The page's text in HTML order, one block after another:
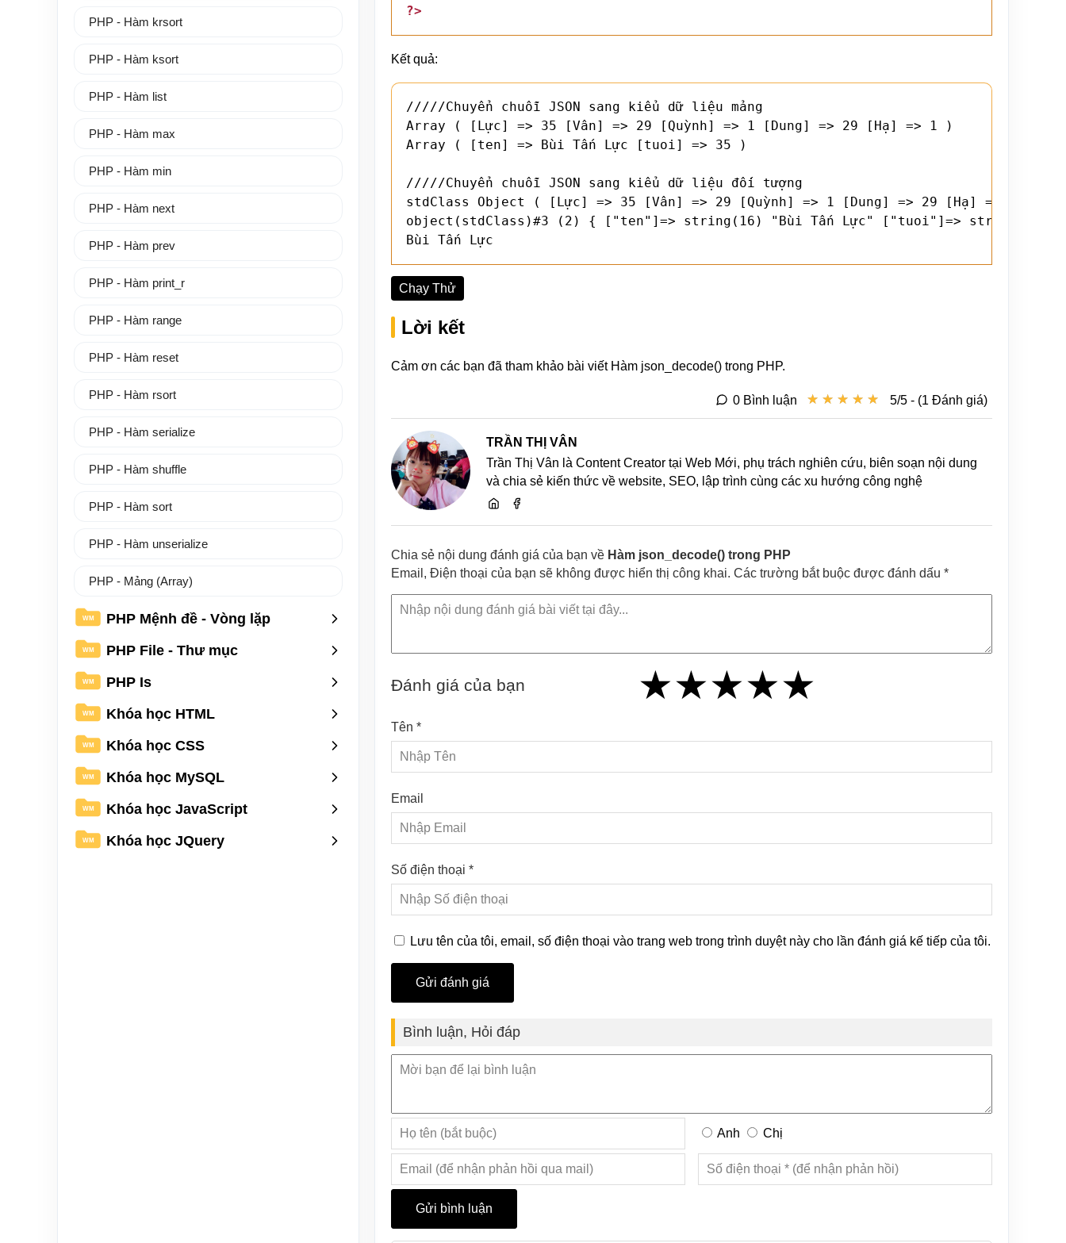
?>
Kết quả:
/////Chuyển chuỗi JSON sang kiểu dữ liệu mảng
Array ( [Lực] => 35 [Vân] => 29 [Quỳnh] => 1 [Dung] => 29 [Hạ] => 1 )
Array ( [ten] => Bùi Tấn Lực [tuoi] => 35 )
/////Chuyển chuỗi JSON sang kiểu dữ liệu đối tượng
stdClass Object ( [Lực] => 35 [Vân] => 29 [Quỳnh] => 1 [Dung] => 29 [Hạ] => 1 )
object(stdClass)#3 (2) { ["ten"]=> string(16) "Bùi Tấn Lực" ["tuoi"]=> string(2)
Bùi Tấn Lực
Chạy Thử
Lời kết
Cảm ơn các bạn đã tham khảo bài viết Hàm json_decode() trong PHP.
★ ★ ★ ★ ★
★ ★ ★ ★ ★ 5/5 - (1 Đánh giá)
0 Bình luận
TRẦN THỊ VÂN
Trần Thị Vân là Content Creator tại Web Mới, phụ trách nghiên cứu, biên soạn nội dung
và chia sẻ kiến thức về website, SEO, lập trình cùng các xu hướng công nghệ
Chia sẻ nội dung đánh giá của bạn về Hàm json_decode() trong PHP
Email, Điện thoại của bạn sẽ không được hiển thị công khai. Các trường bắt buộc được đánh dấu *
Đánh giá của bạn ★
★★
★★★
★★★★
★★★★★
Tên *
Email
Số điện thoại *
Lưu tên của tôi, email, số điện thoại vào trang web trong trình duyệt này cho lần đánh giá kế tiếp của tôi.
Bình luận, Hỏi đáp
Anh Chị
PHP - Hàm krsort
PHP - Hàm ksort
PHP - Hàm list
PHP - Hàm max
PHP - Hàm min
PHP - Hàm next
PHP - Hàm prev
PHP - Hàm print_r
PHP - Hàm range
PHP - Hàm reset
PHP - Hàm rsort
PHP - Hàm serialize
PHP - Hàm shuffle
PHP - Hàm sort
PHP - Hàm unserialize
PHP - Mảng (Array)
WM PHP Mệnh đề - Vòng lặp
WM PHP File - Thư mục
WM PHP Is
WM Khóa học HTML
WM Khóa học CSS
WM Khóa học MySQL
WM Khóa học JavaScript
WM Khóa học JQuery